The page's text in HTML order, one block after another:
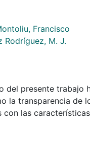
Francisco
Rodríguez, M. J.
del presente trabajo
la transparencia de
con las
El estudio se ha